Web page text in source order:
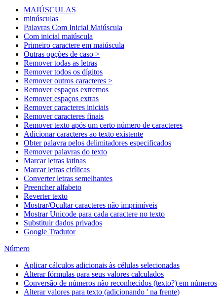
MAIÚSCULAS
minúsculas
Palavras Com Inicial Maiúscula
Com inicial maiúscula
Primeiro caractere em maiúscula
Outras opções de caso >
Remover todas as letras
Remover todos os dígitos
Remover outros caracteres >
Remover espaços extremos
Remover espaços extras
Remover caracteres iniciais
Remover caracteres finais
Remover texto após um certo número de caracteres
Adicionar caracteres ao texto existente
Obter palavra pelos delimitadores especificados
Remover palavras do texto
Marcar letras latinas
Marcar letras cirílicas
Converter letras semelhantes
Preencher alfabeto
Reverter texto
Mostrar/Ocultar caracteres não imprimíveis
Mostrar Unicode para cada caractere no texto
Substituir dados privados
Google Tradutor
Número
Aplicar cálculos adicionais às células selecionadas
Alterar fórmulas para seus valores calculados
Conversão de números não reconhecidos (texto?) em números
Alterar valores para texto (adicionando ' na frente)